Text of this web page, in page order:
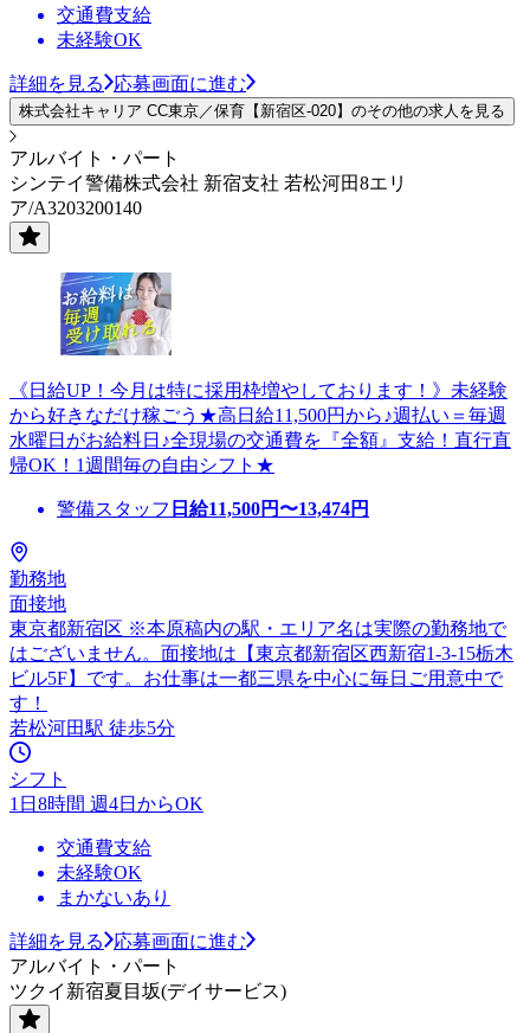
交通費支給
未経験OK
詳細を見る 応募画面に進む
株式会社キャリア CC東京／保育【新宿区-020】のその他の求人を見る
アルバイト・パート
シンテイ警備株式会社 新宿支社 若松河田8エリ
ア/A3203200140
《日給UP！今月は特に採用枠増やしております！》未経験
から好きなだけ稼ごう★高日給11,500円から♪週払い＝毎週
水曜日がお給料日♪全現場の交通費を『全額』支給！直行直
帰OK！1週間毎の自由シフト★
警備スタッフ 日給11,500円〜13,474円
勤務地
面接地
東京都新宿区 ※本原稿内の駅・エリア名は実際の勤務地で
はございません。面接地は【東京都新宿区西新宿1-3-15栃木
ビル5F】です。お仕事は一都三県を中心に毎日ご用意中で
す！
若松河田駅 徒歩5分
シフト
1日8時間 週4日からOK
交通費支給
未経験OK
まかないあり
詳細を見る
応募画面に進む
アルバイト・パート
ツクイ新宿夏目坂(デイサービス)